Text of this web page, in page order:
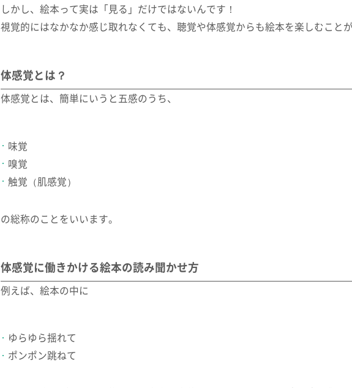
しかし、絵本って実は「見る」だけではないんです！
視覚的にはなかなか感じ取れなくても、聴覚や体感覚からも絵本を楽しむことが
体感覚とは？
体感覚とは、簡単にいうと五感のうち、
味覚
嗅覚
触覚（肌感覚）
の総称のことをいいます。
体感覚に働きかける絵本の読み聞かせ方
例えば、絵本の中に
ゆらゆら揺れて
ポンポン跳ねて